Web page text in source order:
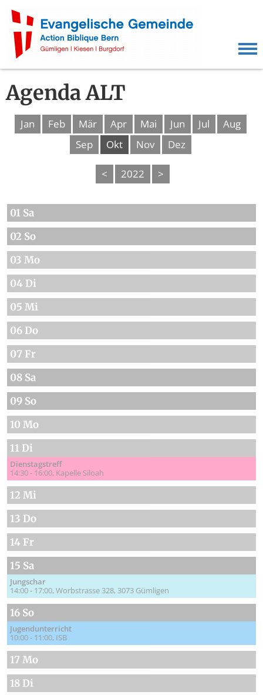
Agenda ALT
Jan Feb Mär Apr Mai Jun Jul
Aug
Sep
Okt Nov Dez
< 2022 >
01 Sa
02 So
03 Mo
04 Di
05 Mi
06 Do
07 Fr
08 Sa
09 So
10 Mo
11 Di
Dienstagstreff
14:30 - 16:00 Kapelle Siloah
12 Mi
13 Do
14 Fr
15 Sa
Jungschar
14:00 - 17:00 Worbstrasse 328, 3073 Gümligen
16 So
Jugendunterricht
10:00 - 11:00 ISB
17 Mo
18 Di